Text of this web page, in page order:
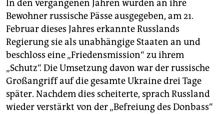
In den vergangenen Jahren wurden an ihre
Bewohner russische Pässe ausgegeben, am 21.
Februar dieses Jahres erkannte Russlands
Regierung sie als unabhängige Staaten an und
beschloss eine „Friedensmission“ zu ihrem
„Schutz“. Die Umsetzung davon war der russische
Großangriff auf die gesamte Ukraine drei Tage
später. Nachdem dies scheiterte, sprach Russland
wieder verstärkt von der „Befreiung des Donbass“